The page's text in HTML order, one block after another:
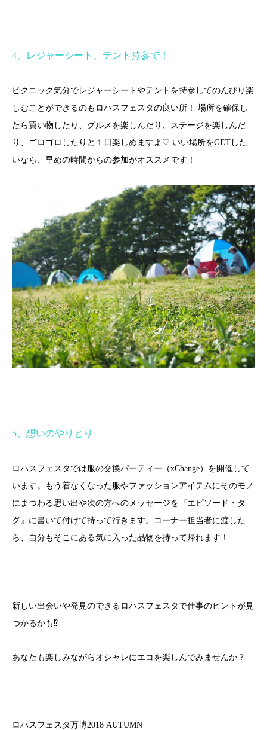
4 、レジャーシート、テント持参で！
ピクニック気分でレジャーシートやテントを持参してのんびり楽
しむことができるのもロハスフェスタの良い所！ 場所を確保し
たら買い物したり、グルメを楽しんだり、ステージを楽しんだ
り、ゴロゴロしたりと１日楽しめますよ ♡ いい場所をGET した
いなら、早めの時間からの参加がオススメです！
5 、想いのやりとり
ロハスフェスタでは服の交換パーティー（xChange）を開催して
います。もう着なくなった服やファッションアイテムにそのモノ
にまつわる思い出や次の方へのメッセージを『エピソード・タ
グ』に書いて付けて持って行きます。コーナー担当者に渡した
ら、自分もそこにある気に入った品物を持って帰れます！
新しい出会いや発見のできるロハスフェスタで仕事のヒントが見
つかるかも⁉
あなたも楽しみながらオシャレにエコを楽しんでみませんか？
ロハスフェスタ万博2018 AUTUMN